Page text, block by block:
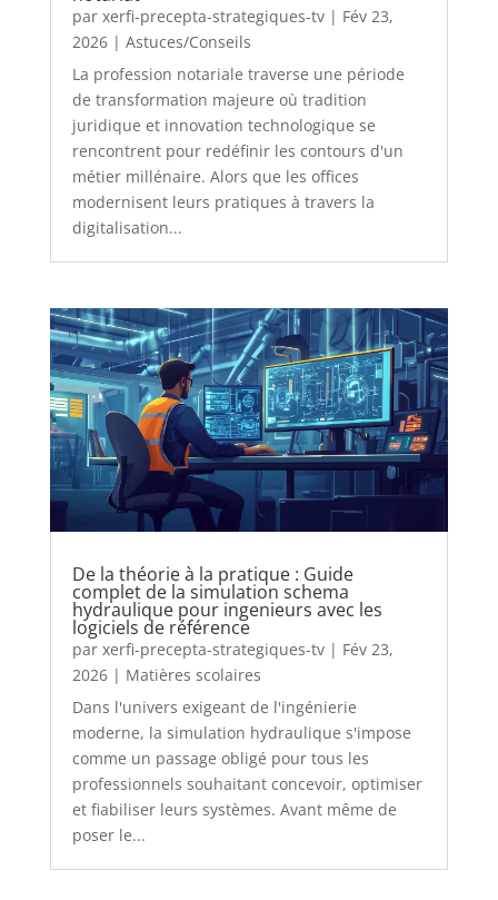
par xerfi-precepta-strategiques-tv| Fév 23,
2026| Astuces/Conseils
La profession notariale traverse une période
de transformation majeure où tradition
juridique et innovation technologique se
rencontrent pour redéfinir les contours d'un
métier millénaire. Alors que les offices
modernisent leurs pratiques à travers la
digitalisation...
De la théorie à la pratique : Guide
complet de la simulation schema
hydraulique pour ingenieurs avec les
logiciels de référence
par xerfi-precepta-strategiques-tv| Fév 23,
2026| Matières scolaires
Dans l'univers exigeant de l'ingénierie
moderne, la simulation hydraulique s'impose
comme un passage obligé pour tous les
professionnels souhaitant concevoir, optimiser
et fiabiliser leurs systèmes. Avant même de
poser le...